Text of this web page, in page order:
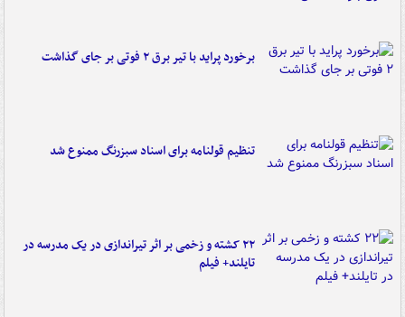
برخورد پراید با تیر برق ۲ فوتی بر جای گذاشت
تنظیم قولنامه برای اسناد سبزرنگ ممنوع شد
۲۲ کشته و زخمی بر اثر تیراندازی در یک مدرسه در
تایلند+ فیلم